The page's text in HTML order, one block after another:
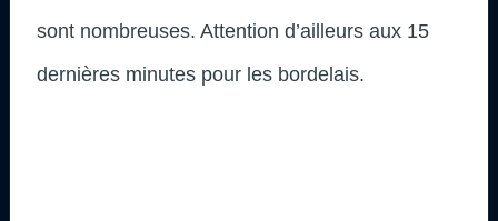
sont nombreuses. Attention d’ailleurs aux 15
dernières minutes pour les bordelais.